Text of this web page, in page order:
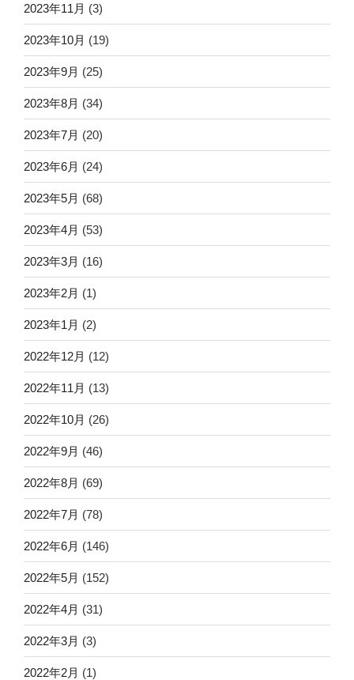
2023年11月 (3)
2023年10月 (19)
2023年9月 (25)
2023年8月 (34)
2023年7月 (20)
2023年6月 (24)
2023年5月 (68)
2023年4月 (53)
2023年3月 (16)
2023年2月 (1)
2023年1月 (2)
2022年12月 (12)
2022年11月 (13)
2022年10月 (26)
2022年9月 (46)
2022年8月 (69)
2022年7月 (78)
2022年6月 (146)
2022年5月 (152)
2022年4月 (31)
2022年3月 (3)
2022年2月 (1)